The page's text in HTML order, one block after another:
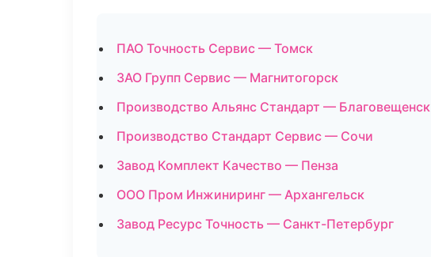
ПАО Точность Сервис — Томск
ЗАО Групп Сервис — Магнитогорск
Производство Альянс Стандарт — Благовещенск
Производство Стандарт Сервис — Сочи
Завод Комплект Качество — Пенза
ООО Пром Инжиниринг — Архангельск
Завод Ресурс Точность — Санкт-Петербург